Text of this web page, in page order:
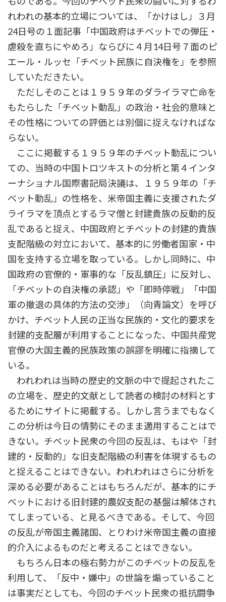
れわれの基本的立場については、「かけはし」３月
24日号の１面記事「中国政府はチベットでの弾圧・
虐殺を直ちにやめろ」ならびに４月14日号７面のピ
エール・ルッセ「チベット民族に自決権を」を参照
していただきたい。
ただしそのことは１９５９年のダライラマ亡命を
もたらした「チベット動乱」の政治・社会的意味と
その性格についての評価とは別個に捉えなければな
らない。
ここに掲載する１９５９年のチベット動乱につい
ての、当時の中国トロツキストの分析と第４インタ
ーナショナル国際書記局決議は、１９５９年の「チ
ベット動乱」の性格を、米帝国主義に支援されたダ
ライラマを頂点とするラマ僧と封建貴族の反動的反
乱であると捉え、中国政府とチベットの封建的貴族
支配階級の対立において、基本的に労働者国家・中
国を支持する立場を取っている。しかし同時に、中
国政府の官僚的・軍事的な「反乱鎮圧」に反対し、
「チベットの自決権の承認」や「即時停戦」「中国
軍の撤退の具体的方法の交渉」（向青論文）を呼び
かけ、チベット人民の正当な民族的・文化的要求を
封建的支配層が利用することになった、中国共産党
官僚の大国主義的民族政策の誤謬を明確に指摘して
いる。
われわれは当時の歴史的文脈の中で提起されたこ
の立場を、歴史的文献として読者の検討の材料とす
るためにサイトに掲載する。しかし言うまでもなく
この分析は今日の情勢にそのまま適用することはで
きない。チベット民衆の今回の反乱は、もはや「封
建的・反動的」な旧支配階級の利害を体現するもの
と捉えることはできない。われわれはさらに分析を
深める必要があることはもちろんだが、基本的にチ
ベットにおける旧封建的農奴支配の基盤は解体され
てしまっている、と見るべきである。そして、今回
の反乱が帝国主義諸国、とりわけ米帝国主義の直接
的介入によるものだと考えることはできない。
もちろん日本の極右勢力がこのチベットの反乱を
利用して、「反中・嫌中」の世論を煽っていること
は事実だとしても、今回のチベット民衆の抵抗闘争